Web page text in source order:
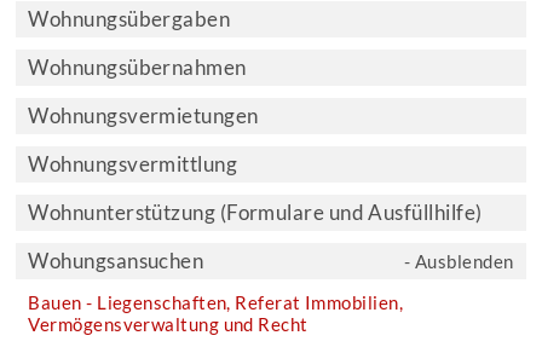
Wohnungsübergaben
Wohnungsübernahmen
Wohnungsvermietungen
Wohnungsvermittlung
Wohnunterstützung (Formulare und Ausfüllhilfe)
Wohungsansuchen
- Ausblenden
Bauen - Liegenschaften, Referat Immobilien,
Vermögensverwaltung und Recht